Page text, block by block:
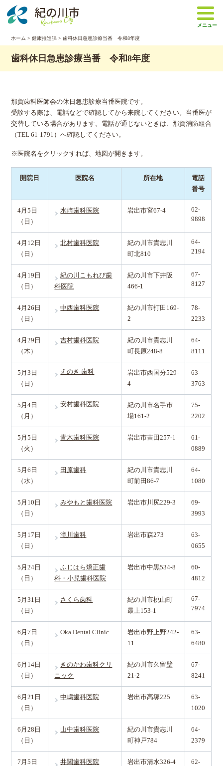
メニュー
ホーム >健康推進課 > 歯科休日急患診療当番 令和8年度
歯科休日急患診療当番 令和8年度
那賀歯科医師会の休日急患診療当番医院です。
受診する際は、電話などで確認してから来院してください。当番医が
交替している場合があります。電話が通じないときは、那賀消防組合
（TEL 61-1791）へ確認してください。
※医院名をクリックすれば、地図が開きます。
開院日 医院名 所在地
電話
番号
4月5日
（日）
水崎歯科医院 岩出市宮67-4
62-
9898
4月12日
（日）
北村歯科医院
紀の川市貴志川
町北810
64-
2194
4月19日
（日）
紀の川こもれび歯
科医院
紀の川市下井阪
466-1
67-
8127
4月26日
（日）
中西歯科医院
紀の川市打田169-
2
78-
2233
4月29日
（木）
吉村歯科医院
紀の川市貴志川
町長原248-8
64-
8111
5月3日
（日）
えのき 歯科
岩出市西国分529-
4
63-
3763
5月4日
（月）
安村歯科医院
紀の川市名手市
場161-2
75-
2202
5月5日
（火）
青木歯科医院 岩出市吉田257-1
61-
0889
5月6日
（水）
田原歯科
紀の川市貴志川
町前田86-7
64-
1080
5月10日
（日）
みやもと歯科医院 岩出市川尻229-3
69-
3993
5月17日
（日）
滝川歯科 岩出市森273
63-
0655
5月24日
（日）
ふじはら矯正歯
科・小児歯科医院
岩出市中黒534-8
60-
4812
5月31日
（日）
さくら歯科
紀の川市桃山町
最上153-1
67-
7974
6月7日
（日）
Oka Dental Clinic
岩出市野上野242-
11
63-
6480
6月14日
（日）
きのかわ歯科クリ
ニック
紀の川市久留壁
21-2
67-
8241
6月21日
（日）
中嶋歯科医院 岩出市高塚225
63-
1020
6月28日
（日）
山中歯科医院
紀の川市貴志川
町神戸784
64-
2379
7月5日
井関歯科医院 岩出市清水326-4
62-